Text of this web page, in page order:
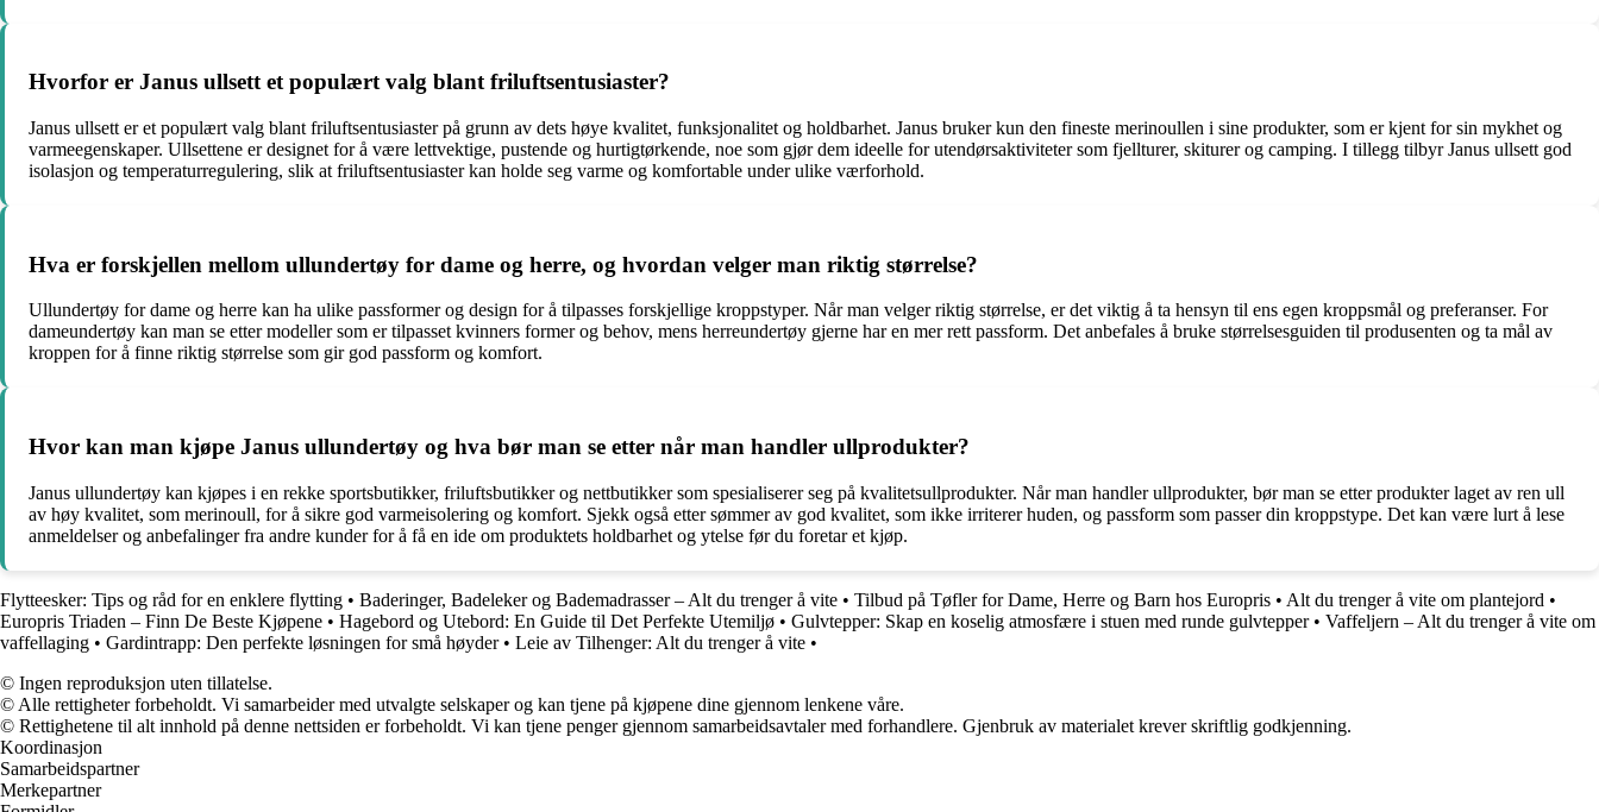
Hvorfor er Janus ullsett et populært valg blant friluftsentusiaster?
Janus ullsett er et populært valg blant friluftsentusiaster på grunn av dets høye kvalitet, funksjonalitet og holdbarhet. Janus bruker kun den fineste merinoullen i sine produkter, som er kjent for sin mykhet og
varmeegenskaper. Ullsettene er designet for å være lettvektige, pustende og hurtigtørkende, noe som gjør dem ideelle for utendørsaktiviteter som fjellturer, skiturer og camping. I tillegg tilbyr Janus ullsett god
isolasjon og temperaturregulering, slik at friluftsentusiaster kan holde seg varme og komfortable under ulike værforhold.
Hva er forskjellen mellom ullundertøy for dame og herre, og hvordan velger man riktig størrelse?
Ullundertøy for dame og herre kan ha ulike passformer og design for å tilpasses forskjellige kroppstyper. Når man velger riktig størrelse, er det viktig å ta hensyn til ens egen kroppsmål og preferanser. For
dameundertøy kan man se etter modeller som er tilpasset kvinners former og behov, mens herreundertøy gjerne har en mer rett passform. Det anbefales å bruke størrelsesguiden til produsenten og ta mål av
kroppen for å finne riktig størrelse som gir god passform og komfort.
Hvor kan man kjøpe Janus ullundertøy og hva bør man se etter når man handler ullprodukter?
Janus ullundertøy kan kjøpes i en rekke sportsbutikker, friluftsbutikker og nettbutikker som spesialiserer seg på kvalitetsullprodukter. Når man handler ullprodukter, bør man se etter produkter laget av ren ull
av høy kvalitet, som merinoull, for å sikre god varmeisolering og komfort. Sjekk også etter sømmer av god kvalitet, som ikke irriterer huden, og passform som passer din kroppstype. Det kan være lurt å lese
anmeldelser og anbefalinger fra andre kunder for å få en ide om produktets holdbarhet og ytelse før du foretar et kjøp.
Flytteesker: Tips og råd for en enklere flytting • Baderinger, Badeleker og Bademadrasser – Alt du trenger å vite • Tilbud på Tøfler for Dame, Herre og Barn hos Europris • Alt du trenger å vite om plantejord •
Europris Triaden – Finn De Beste Kjøpene • Hagebord og Utebord: En Guide til Det Perfekte Utemiljø • Gulvtepper: Skap en koselig atmosfære i stuen med runde gulvtepper• Vaffeljern – Alt du trenger å vite om
vaffellaging • Gardintrapp: Den perfekte løsningen for små høyder• Leie av Tilhenger: Alt du trenger å vite •
© Ingen reproduksjon uten tillatelse.
© Alle rettigheter forbeholdt. Vi samarbeider med utvalgte selskaper og kan tjene på kjøpene dine gjennom lenkene våre.
© Rettighetene til alt innhold på denne nettsiden er forbeholdt. Vi kan tjene penger gjennom samarbeidsavtaler med forhandlere. Gjenbruk av materialet krever skriftlig godkjenning.
Koordinasjon
Samarbeidspartner
Merkepartner